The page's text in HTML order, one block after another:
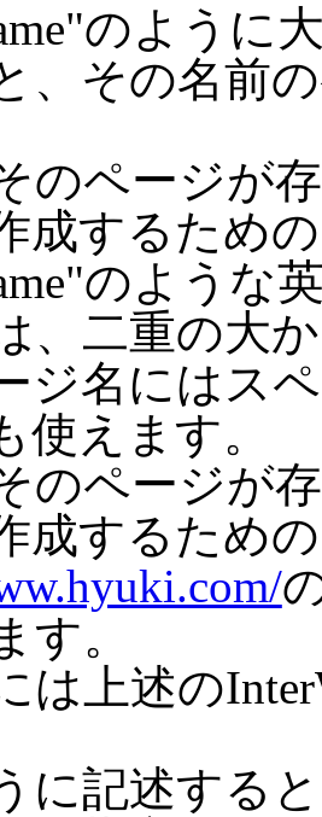
のように
、その名前
のページが
成するため
のような
、二重の大
ジ名にはス
使えます。
のページが
成するため
す。
は上述の
に記述する